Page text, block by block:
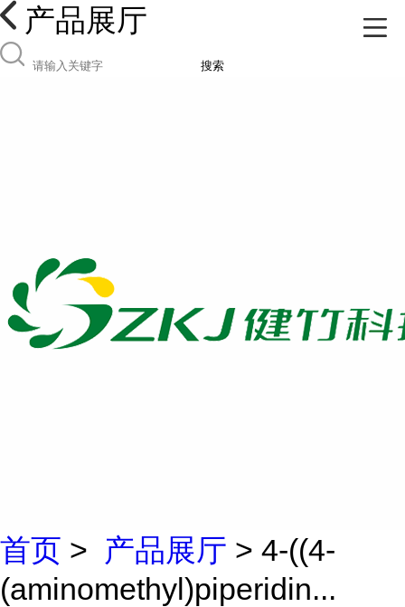
产品展厅
搜索
首页 > 产品展厅 > 4-((4-
(aminomethyl)piperidin...